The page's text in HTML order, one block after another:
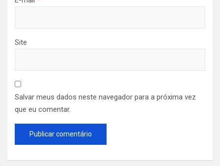
Site
Salvar meus dados neste navegador para a próxima vez
que eu comentar.